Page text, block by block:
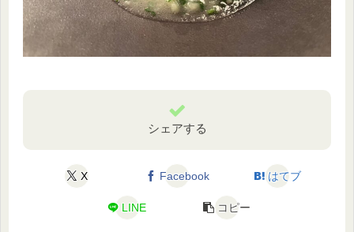
シェアする
X Facebook はてブ
LINE コピー